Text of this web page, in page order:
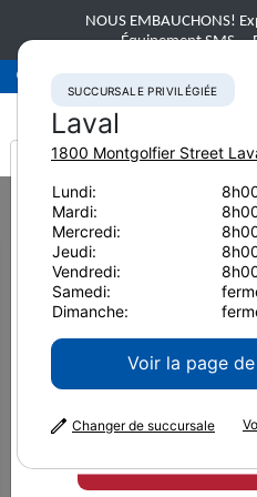
NOUS EMBAUCHONS!
Équipement SMS.
Succursale privilégiéeLaval
Home Nouvelles et ressources
S’engager à long terme
S’engager à
15 novembre 2024
Lorsqu'une mine
It looks
from
SUCCURSALE PRIVILÉGIÉE
Laval
1800 Montgolfier Street
Lundi:
Mardi:
Mercredi:
Jeudi:
Vendredi:
Samedi:
Dimanche:
Voir la page
Changer de succursale